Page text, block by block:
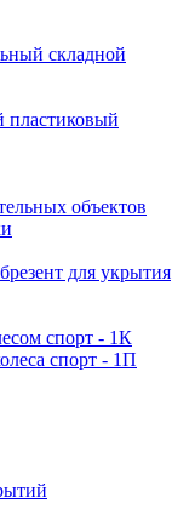
складной
пластиковый
объектов
для укрытия
спорт - 1К
спорт - 1П